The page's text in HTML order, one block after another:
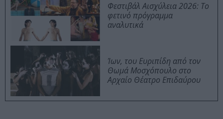
Φεστιβάλ Αισχύλεια 2026: Το
φετινό πρόγραμμα
αναλυτικά
Ίων, του Ευριπίδη από τον
Θωμά Μοσχόπουλο στο
Αρχαίο Θέατρο Επιδαύρου